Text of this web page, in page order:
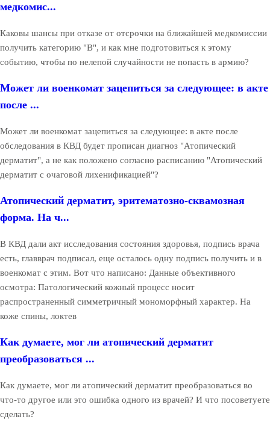
медкомис...
Каковы шансы при отказе от отсрочки на ближайшей медкомиссии
получить категорию "В", и как мне подготовиться к этому
событию, чтобы по нелепой случайности не попасть в армию?
Может ли военкомат зацепиться за следующее: в акте
после ...
Может ли военкомат зацепиться за следующее: в акте после
обследования в КВД будет прописан диагноз "Атопический
дерматит", а не как положено согласно расписанию "Атопический
дерматит с очаговой лихенификацией"?
Атопический дерматит, эритематозно-сквамозная
форма. На ч...
В КВД дали акт исследования состояния здоровья, подпись врача
есть, главврач подписал, еще осталось одну подпись получить и в
военкомат с этим. Вот что написано: Данные объективного
осмотра: Патологический кожный процесс носит
распространенный симметричный мономорфный характер. На
коже спины, локтев
Как думаете, мог ли атопический дерматит
преобразоваться ...
Как думаете, мог ли атопический дерматит преобразоваться во
что-то другое или это ошибка одного из врачей? И что посоветуете
сделать?